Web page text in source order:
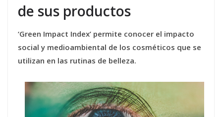
de sus productos
‘Green Impact Index’ permite conocer el impacto
social y medioambiental de los cosméticos que se
utilizan en las rutinas de belleza.